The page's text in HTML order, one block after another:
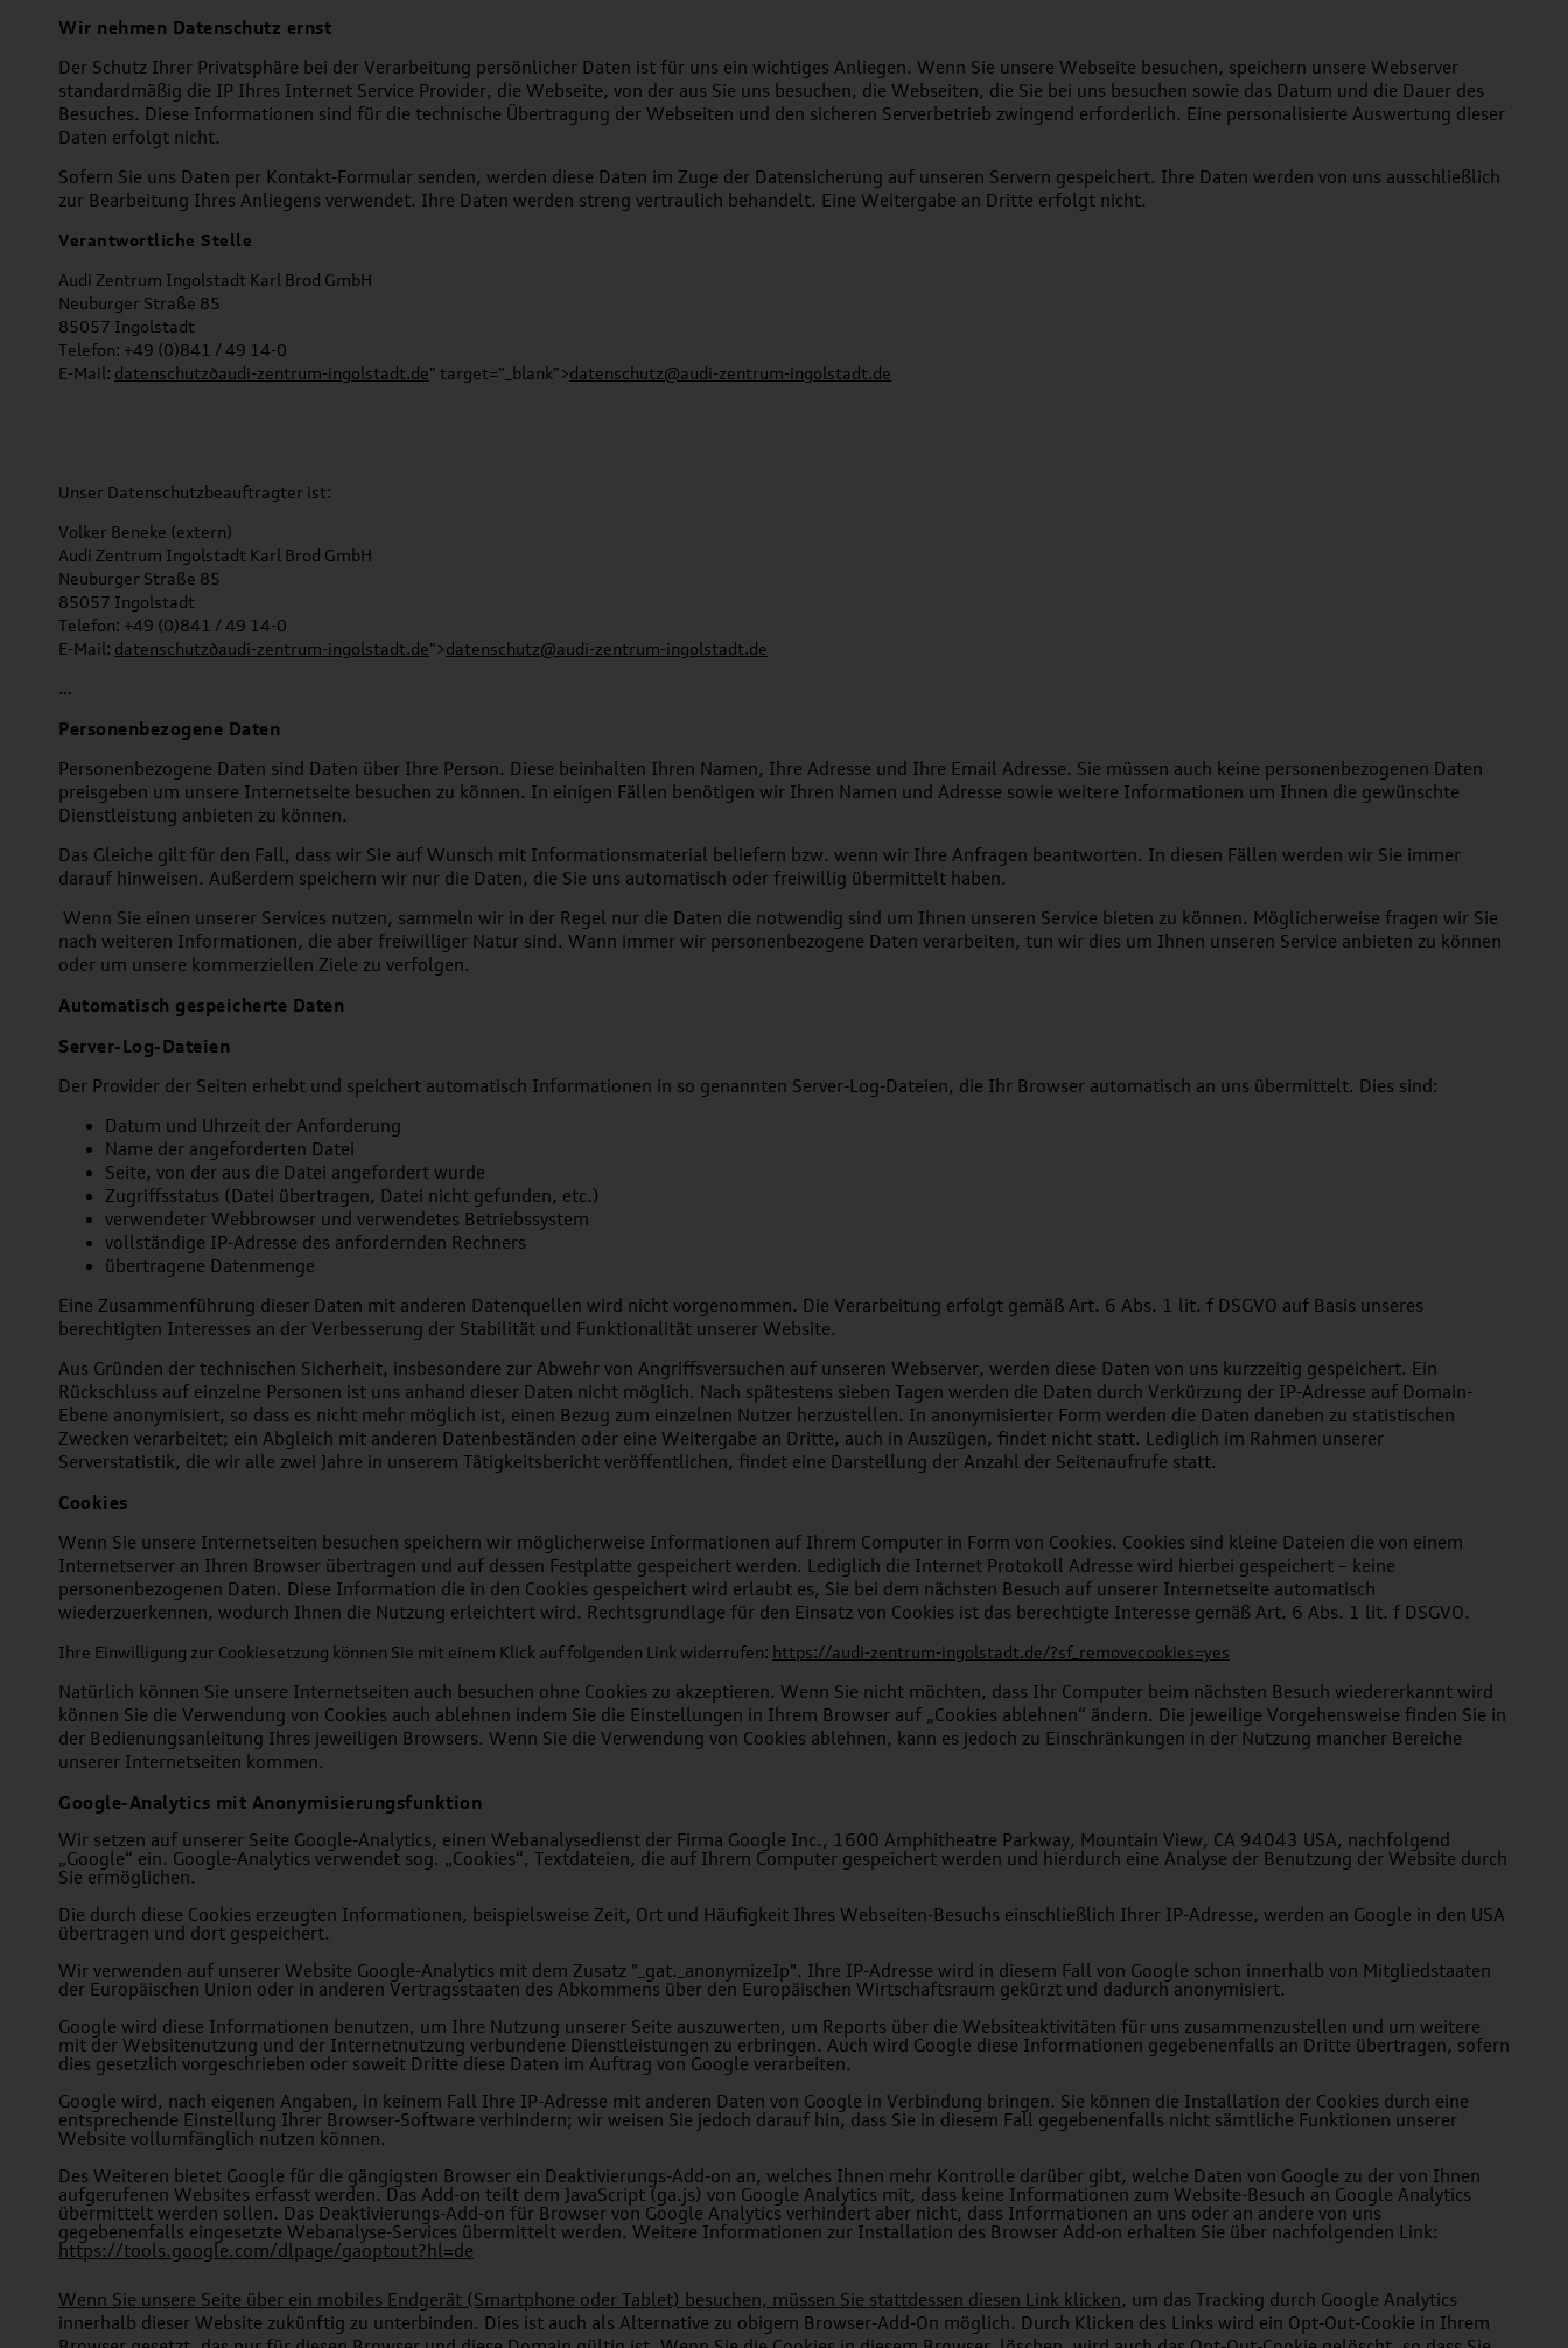
Wir nehmen Datenschutz ernst
Der Schutz Ihrer Privatsphäre bei der Verarbeitung persönlicher Daten ist für uns ein wichtiges Anliegen. Wenn Sie unsere Webseite besuchen, speichern unsere Webserver
standardmäßig die IP Ihres Internet Service Provider, die Webseite, von der aus Sie uns besuchen, die Webseiten, die Sie bei uns besuchen sowie das Datum und die Dauer des
Besuches. Diese Informationen sind für die technische Übertragung der Webseiten und den sicheren Serverbetrieb zwingend erforderlich. Eine personalisierte Auswertung dieser
Daten erfolgt nicht.
Sofern Sie uns Daten per Kontakt-Formular senden, werden diese Daten im Zuge der Datensicherung auf unseren Servern gespeichert. Ihre Daten werden von uns ausschließlich
zur Bearbeitung Ihres Anliegens verwendet. Ihre Daten werden streng vertraulich behandelt. Eine Weitergabe an Dritte erfolgt nicht.
Verantwortliche Stelle
Audi Zentrum Ingolstadt Karl Brod GmbH
Neuburger Straße 85
85057 Ingolstadt
Telefon: +49 (0)841 / 49 14-0
E-Mail: datenschutz∂audi-zentrum-ingolstadt.de" target="_blank">datenschutz@audi-zentrum-ingolstadt.de
Unser Datenschutzbeauftragter ist:
Volker Beneke (extern)
Audi Zentrum Ingolstadt Karl Brod GmbH
Neuburger Straße 85
85057 Ingolstadt
Telefon: +49 (0)841 / 49 14-0
E-Mail: datenschutz∂audi-zentrum-ingolstadt.de">datenschutz@audi-zentrum-ingolstadt.de
…
Personenbezogene Daten
Personenbezogene Daten sind Daten über Ihre Person. Diese beinhalten Ihren Namen, Ihre Adresse und Ihre Email Adresse. Sie müssen auch keine personenbezogenen Daten
preisgeben um unsere Internetseite besuchen zu können. In einigen Fällen benötigen wir Ihren Namen und Adresse sowie weitere Informationen um Ihnen die gewünschte
Dienstleistung anbieten zu können.
Das Gleiche gilt für den Fall, dass wir Sie auf Wunsch mit Informationsmaterial beliefern bzw. wenn wir Ihre Anfragen beantworten. In diesen Fällen werden wir Sie immer
darauf hinweisen. Außerdem speichern wir nur die Daten, die Sie uns automatisch oder freiwillig übermittelt haben.
Wenn Sie einen unserer Services nutzen, sammeln wir in der Regel nur die Daten die notwendig sind um Ihnen unseren Service bieten zu können. Möglicherweise fragen wir Sie
nach weiteren Informationen, die aber freiwilliger Natur sind. Wann immer wir personenbezogene Daten verarbeiten, tun wir dies um Ihnen unseren Service anbieten zu können
oder um unsere kommerziellen Ziele zu verfolgen.
Automatisch gespeicherte Daten
Server-Log-Dateien
Der Provider der Seiten erhebt und speichert automatisch Informationen in so genannten Server-Log-Dateien, die Ihr Browser automatisch an uns übermittelt. Dies sind:
Datum und Uhrzeit der Anforderung
Name der angeforderten Datei
Seite, von der aus die Datei angefordert wurde
Zugriffsstatus (Datei übertragen, Datei nicht gefunden, etc.)
verwendeter Webbrowser und verwendetes Betriebssystem
vollständige IP-Adresse des anfordernden Rechners
übertragene Datenmenge
Eine Zusammenführung dieser Daten mit anderen Datenquellen wird nicht vorgenommen. Die Verarbeitung erfolgt gemäß Art. 6 Abs. 1 lit. f DSGVO auf Basis unseres
berechtigten Interesses an der Verbesserung der Stabilität und Funktionalität unserer Website.
Aus Gründen der technischen Sicherheit, insbesondere zur Abwehr von Angriffsversuchen auf unseren Webserver, werden diese Daten von uns kurzzeitig gespeichert. Ein
Rückschluss auf einzelne Personen ist uns anhand dieser Daten nicht möglich. Nach spätestens sieben Tagen werden die Daten durch Verkürzung der IP-Adresse auf Domain-
Ebene anonymisiert, so dass es nicht mehr möglich ist, einen Bezug zum einzelnen Nutzer herzustellen. In anonymisierter Form werden die Daten daneben zu statistischen
Zwecken verarbeitet; ein Abgleich mit anderen Datenbeständen oder eine Weitergabe an Dritte, auch in Auszügen, findet nicht statt. Lediglich im Rahmen unserer
Serverstatistik, die wir alle zwei Jahre in unserem Tätigkeitsbericht veröffentlichen, findet eine Darstellung der Anzahl der Seitenaufrufe statt.
Cookies
Wenn Sie unsere Internetseiten besuchen speichern wir möglicherweise Informationen auf Ihrem Computer in Form von Cookies. Cookies sind kleine Dateien die von einem
Internetserver an Ihren Browser übertragen und auf dessen Festplatte gespeichert werden. Lediglich die Internet Protokoll Adresse wird hierbei gespeichert – keine
personenbezogenen Daten. Diese Information die in den Cookies gespeichert wird erlaubt es, Sie bei dem nächsten Besuch auf unserer Internetseite automatisch
wiederzuerkennen, wodurch Ihnen die Nutzung erleichtert wird. Rechtsgrundlage für den Einsatz von Cookies ist das berechtigte Interesse gemäß Art. 6 Abs. 1 lit. f DSGVO.
Ihre Einwilligung zur Cookiesetzung können Sie mit einem Klick auf folgenden Link widerrufen: https://audi-zentrum-ingolstadt.de/?sf_removecookies=yes
Natürlich können Sie unsere Internetseiten auch besuchen ohne Cookies zu akzeptieren. Wenn Sie nicht möchten, dass Ihr Computer beim nächsten Besuch wiedererkannt wird
können Sie die Verwendung von Cookies auch ablehnen indem Sie die Einstellungen in Ihrem Browser auf „Cookies ablehnen“ ändern. Die jeweilige Vorgehensweise finden Sie in
der Bedienungsanleitung Ihres jeweiligen Browsers. Wenn Sie die Verwendung von Cookies ablehnen, kann es jedoch zu Einschränkungen in der Nutzung mancher Bereiche
unserer Internetseiten kommen.
Google-Analytics mit Anonymisierungsfunktion
Wir setzen auf unserer Seite Google-Analytics, einen Webanalysedienst der Firma Google Inc., 1600 Amphitheatre Parkway, Mountain View, CA 94043 USA, nachfolgend
„Google“ ein. Google-Analytics verwendet sog. „Cookies“, Textdateien, die auf Ihrem Computer gespeichert werden und hierdurch eine Analyse der Benutzung der Website durch
Sie ermöglichen.
Die durch diese Cookies erzeugten Informationen, beispielsweise Zeit, Ort und Häufigkeit Ihres Webseiten-Besuchs einschließlich Ihrer IP-Adresse, werden an Google in den USA
übertragen und dort gespeichert.
Wir verwenden auf unserer Website Google-Analytics mit dem Zusatz "_gat._anonymizeIp". Ihre IP-Adresse wird in diesem Fall von Google schon innerhalb von Mitgliedstaaten
der Europäischen Union oder in anderen Vertragsstaaten des Abkommens über den Europäischen Wirtschaftsraum gekürzt und dadurch anonymisiert.
Google wird diese Informationen benutzen, um Ihre Nutzung unserer Seite auszuwerten, um Reports über die Websiteaktivitäten für uns zusammenzustellen und um weitere
mit der Websitenutzung und der Internetnutzung verbundene Dienstleistungen zu erbringen. Auch wird Google diese Informationen gegebenenfalls an Dritte übertragen, sofern
dies gesetzlich vorgeschrieben oder soweit Dritte diese Daten im Auftrag von Google verarbeiten.
Google wird, nach eigenen Angaben, in keinem Fall Ihre IP-Adresse mit anderen Daten von Google in Verbindung bringen. Sie können die Installation der Cookies durch eine
entsprechende Einstellung Ihrer Browser-Software verhindern; wir weisen Sie jedoch darauf hin, dass Sie in diesem Fall gegebenenfalls nicht sämtliche Funktionen unserer
Website vollumfänglich nutzen können.
Des Weiteren bietet Google für die gängigsten Browser ein Deaktivierungs-Add-on an, welches Ihnen mehr Kontrolle darüber gibt, welche Daten von Google zu der von Ihnen
aufgerufenen Websites erfasst werden. Das Add-on teilt dem JavaScript (ga.js) von Google Analytics mit, dass keine Informationen zum Website-Besuch an Google Analytics
übermittelt werden sollen. Das Deaktivierungs-Add-on für Browser von Google Analytics verhindert aber nicht, dass Informationen an uns oder an andere von uns
gegebenenfalls eingesetzte Webanalyse-Services übermittelt werden. Weitere Informationen zur Installation des Browser Add-on erhalten Sie über nachfolgenden Link:
https://tools.google.com/dlpage/gaoptout?hl=de
Wenn Sie unsere Seite über ein mobiles Endgerät (Smartphone oder Tablet) besuchen, müssen Sie stattdessen diesen Link klicken, um das Tracking durch Google Analytics
innerhalb dieser Website zukünftig zu unterbinden. Dies ist auch als Alternative zu obigem Browser-Add-On möglich. Durch Klicken des Links wird ein Opt-Out-Cookie in Ihrem